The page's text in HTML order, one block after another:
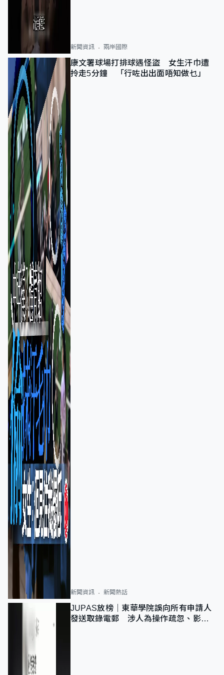
新聞資訊 兩岸國際
康文署球場打排球遇怪盜 女生汗巾遭
拎走5分鐘 「行咗出出面唔知做乜」
新聞資訊 新聞熱話
JUPAS放榜｜東華學院誤向所有申請人
發送取錄電郵 涉人為操作疏忽、影響